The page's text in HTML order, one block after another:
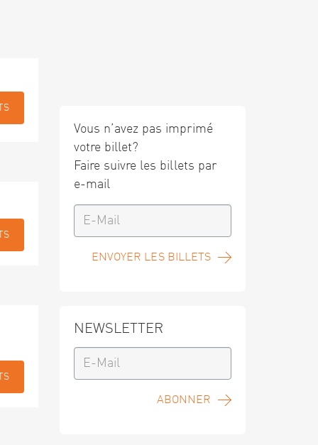
Vous n’avez pas imprimé
votre billet?
Faire suivre les billets par
e-mail
ENVOYER LES BILLETS
NEWSLETTER
ABONNER